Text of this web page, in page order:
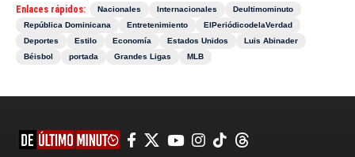
Enlaces rápidos: Nacionales Internacionales
Deultimominuto
República Dominicana
Entretenimiento
ElPeriódicodelaVerdad
Deportes
Estilo Economía Estados Unidos
Luis Abinader
Béisbol
portada Grandes Ligas MLB